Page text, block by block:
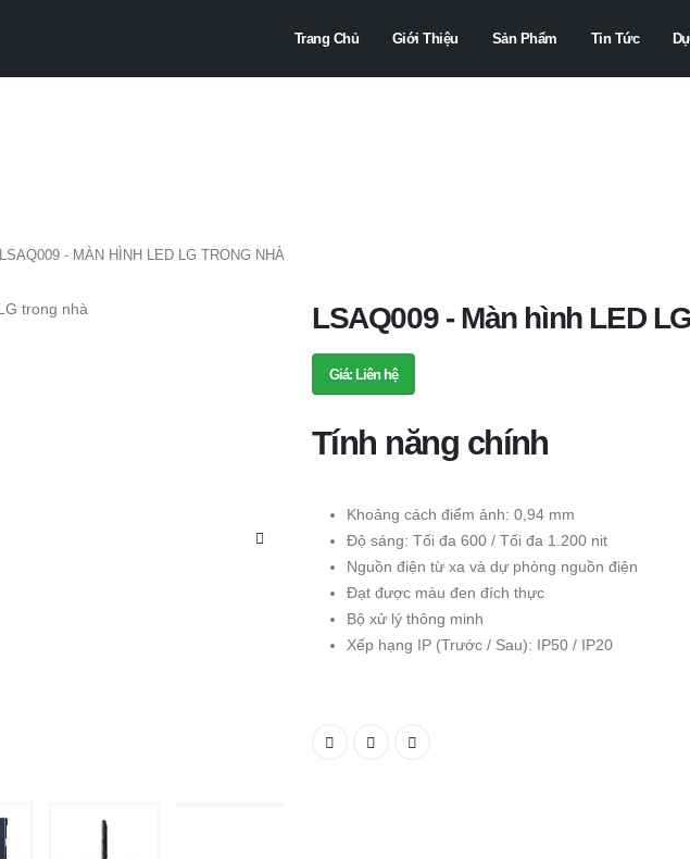
Trang Chủ Giới Thiệu Sản Phẩm Tin Tức
LSAQ009 - MÀN HÌNH LED LG TRONG NHÀ
LSAQ009 - Màn hình LED
Giá: Liên hệ
Tính năng chính
Khoảng cách điểm ảnh: 0,94 mm
Độ sáng: Tối đa 600 / Tối đa 1.200 nit
Nguồn điện từ xa và dự phòng nguồn điện
Đạt được màu đen đích thực
Bộ xử lý thông minh
Xếp hạng IP (Trước / Sau): IP50 / IP20